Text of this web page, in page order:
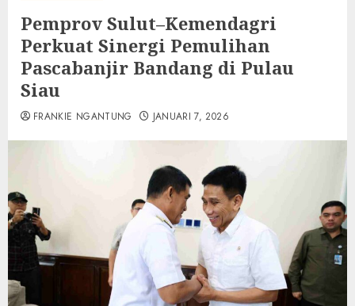
Pemprov Sulut–Kemendagri
Perkuat Sinergi Pemulihan
Pascabanjir Bandang di Pulau
Siau
FRANKIE NGANTUNG JANUARI 7, 2026